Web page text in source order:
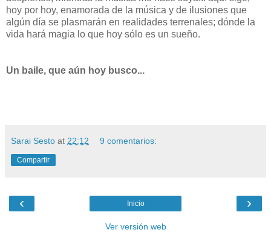
hoy por hoy, enamorada de la música y de ilusiones que
algún día se plasmarán en realidades terrenales; dónde la
vida hará magia lo que hoy sólo es un sueño.
Un baile, que aún hoy busco...
Sarai Sesto at 22:12 9 comentarios:
Compartir
‹ ›
Inicio
Ver versión web